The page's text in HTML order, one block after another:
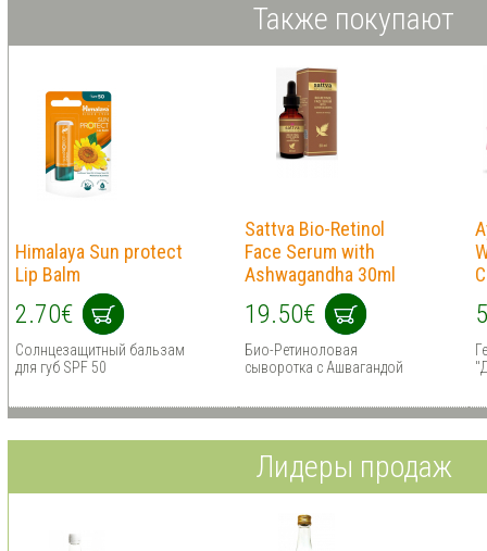
Также покупают
Himalaya Sun protect
Lip Balm
2.70€
Солнцезащитный бальзам
для губ SPF 50
Sattva Bio-Retinol
Face Serum with
Ashwagandha 30ml
19.50€
Био-Ретиноловая
сыворотка с Ашвагандой
Лидеры продаж